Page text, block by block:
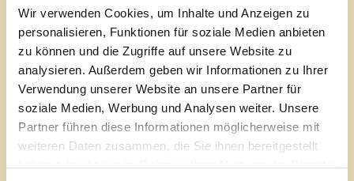
Wir verwenden Cookies, um Inhalte und Anzeigen zu
personalisieren, Funktionen für soziale Medien anbieten
zu können und die Zugriffe auf unsere Website zu
analysieren. Außerdem geben wir Informationen zu Ihrer
Verwendung unserer Website an unsere Partner für
soziale Medien, Werbung und Analysen weiter. Unsere
Partner führen diese Informationen möglicherweise mit
weiteren Daten zusammen, die Sie ihnen bereitgestellt
haben oder die sie im Rahmen Ihrer Nutzung der Dienste
Liste von Institutionen
Elternberatung
familieplus
Familienlotsinnen
Familienimpulse
A-6820 Frastanz, Österreich
Lageplan
T0043 5522 51534-0
F 0043 5522 51534-6
E-Mail an das Gemeindeamt